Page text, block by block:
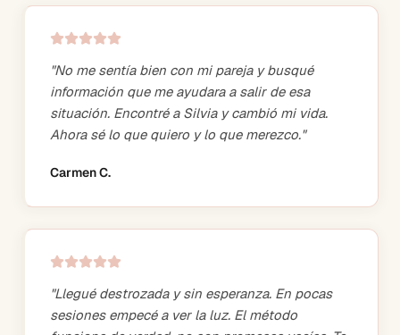
"No me sentía bien con mi pareja y busqué
información que me ayudara a salir de esa
situación. Encontré a Silvia y cambió mi vida.
Ahora sé lo que quiero y lo que merezco."
Carmen C.
"Llegué destrozada y sin esperanza. En pocas
sesiones empecé a ver la luz. El método